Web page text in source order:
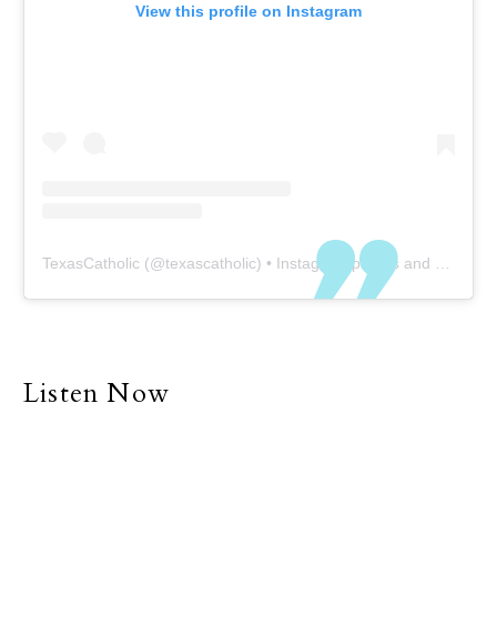
View this profile on Instagram
TexasCatholic (@texascatholic) • Instagram photos and videos
Listen Now